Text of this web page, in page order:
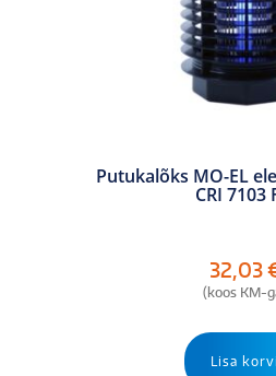
Putukalõks MO-EL
CRI 7103
32,03
(koos KM-
Lisa korvi